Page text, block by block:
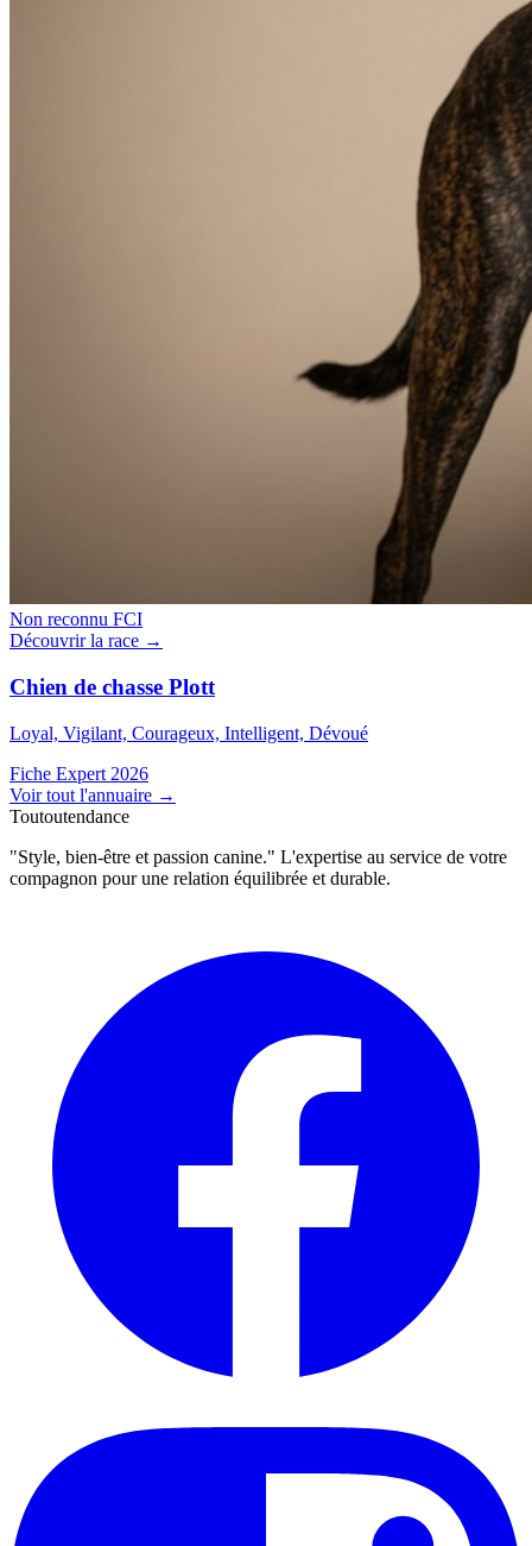
Non reconnu FCI
Découvrir la race →
Chien de chasse Plott
Loyal, Vigilant, Courageux, Intelligent, Dévoué
Fiche Expert 2026
Voir tout l'annuaire →
Toutoutendance
"Style, bien-être et passion canine." L'expertise au service de votre
compagnon pour une relation équilibrée et durable.